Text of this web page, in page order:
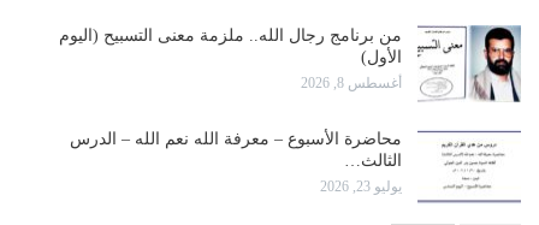
من برنامج رجال الله.. ملزمة معنى التسبيح (اليوم
الأول)
أغسطس 8, 2026
محاضرة الأسبوع – معرفة الله نعم الله – الدرس
الثالث…
يوليو 23, 2026